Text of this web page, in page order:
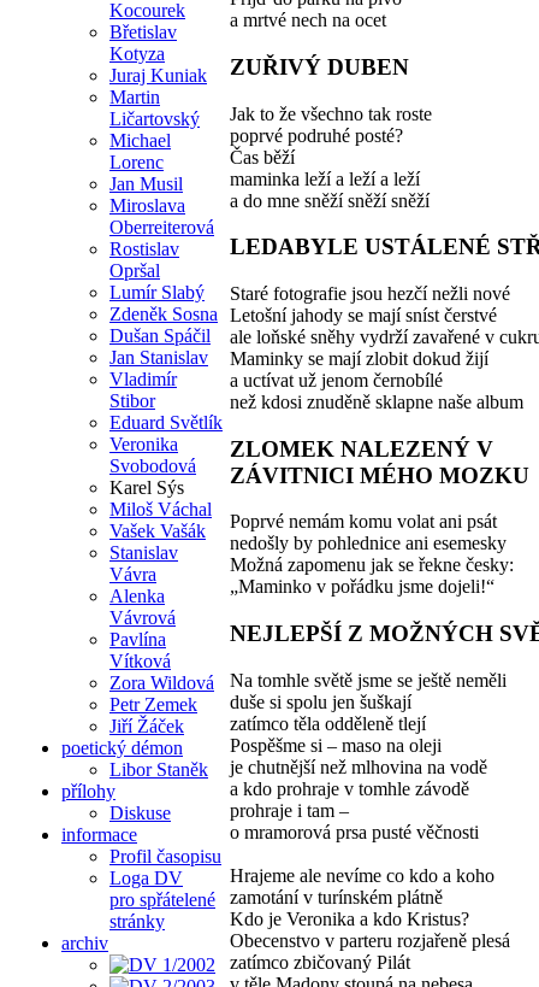
Kocourek
Břetislav
Kotyza
Juraj Kuniak
Martin
Ličartovský
Michael
Lorenc
Jan Musil
Miroslava
Oberreiterová
Rostislav
Opršal
Lumír Slabý
Zdeněk Sosna
Dušan Spáčil
Jan Stanislav
Vladimír
Stibor
Eduard Světlík
Veronika
Svobodová
Karel Sýs
Miloš Váchal
Vašek Vašák
Stanislav
Vávra
Alenka
Vávrová
Pavlína
Vítková
Zora Wildová
Petr Zemek
Jiří Žáček
poetický démon
Libor Staněk
přílohy
Diskuse
informace
Profil časopisu
Loga DV
pro spřátelené
stránky
archiv
a mrtvé nech na ocet
ZUŘIVÝ DUBEN
Jak to že všechno tak roste
poprvé podruhé posté?
Čas běží
maminka leží a leží a leží
a do mne sněží sněží sněží
LEDABYLE USTÁLENÉ
Staré fotografie jsou hezčí nežli nové
Letošní jahody se mají sníst čerstvé
ale loňské sněhy vydrží zavařené v
Maminky se mají zlobit dokud žijí
a uctívat už jenom černobílé
než kdosi znuděně sklapne naše album
ZLOMEK NALEZENÝ V
ZÁVITNICI MÉHO MOZKU
Poprvé nemám komu volat ani psát
nedošly by pohlednice ani esemesky
Možná zapomenu jak se řekne česky:
„Maminko v pořádku jsme dojeli!“
NEJLEPŠÍ Z MOŽNÝCH
Na tomhle světě jsme se ještě neměli
duše si spolu jen šuškají
zatímco těla odděleně tlejí
Pospěšme si – maso na oleji
je chutnější než mlhovina na vodě
a kdo prohraje v tomhle závodě
prohraje i tam –
o mramorová prsa pusté věčnosti
Hrajeme ale nevíme co kdo a koho
zamotání v turínském plátně
Kdo je Veronika a kdo Kristus?
Obecenstvo v parteru rozjařeně plesá
zatímco zbičovaný Pilát